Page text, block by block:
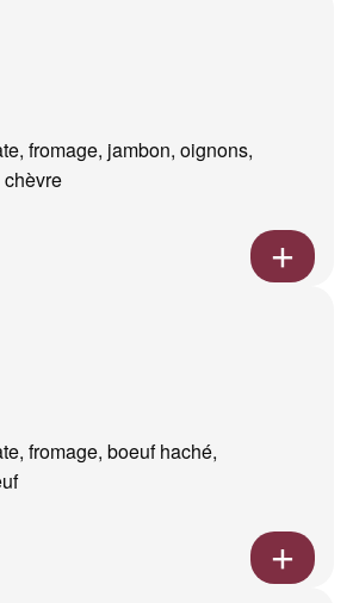
fromage, jambon, oignons,
fromage, boeuf haché,